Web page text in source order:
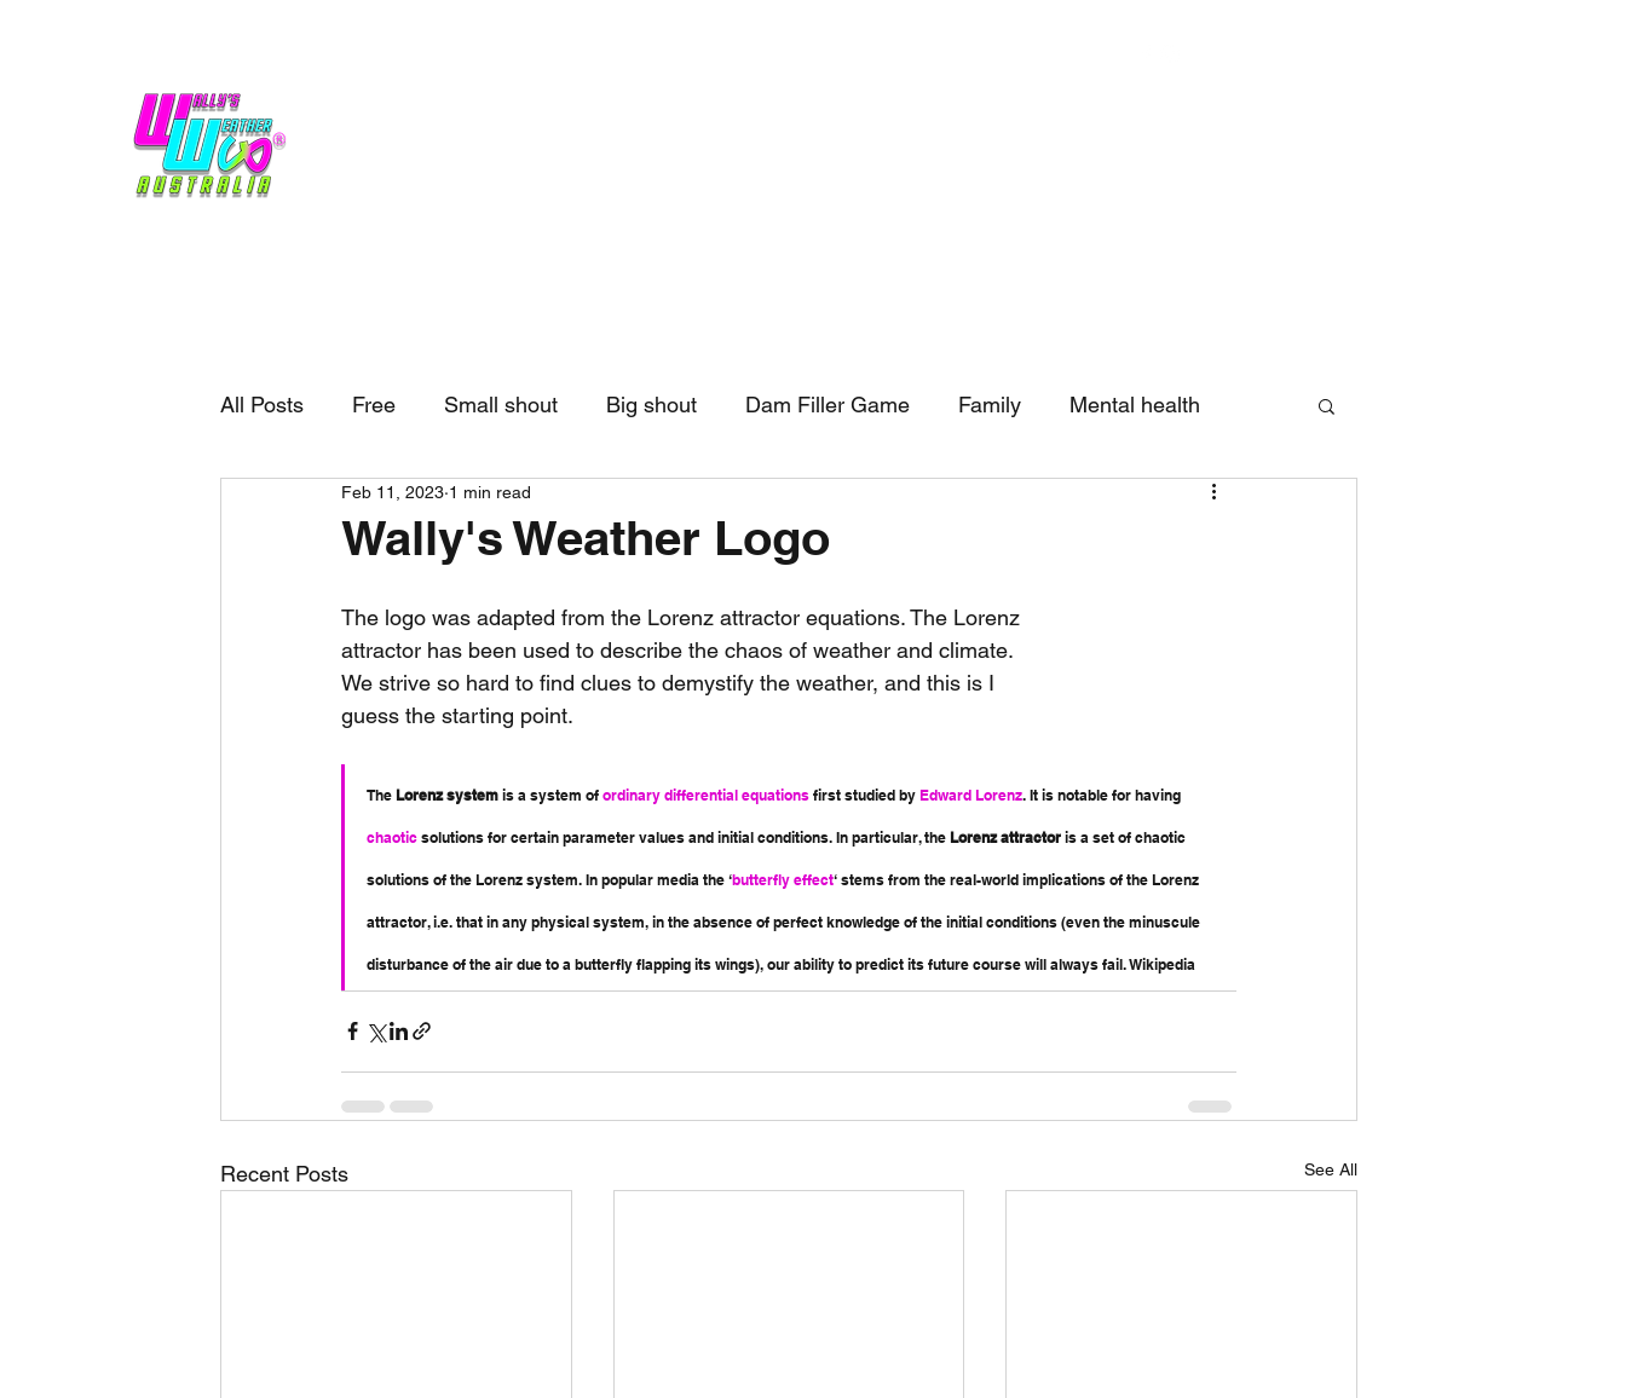
All Posts Free Small shout Big shout Dam Filler Game Family Mental health
External business Forecasts
Daily Forecast Cyclone Chaser Cyclone Season 25/26 Dry Season 2026
Wally's Weather Logo
Feb 11, 2023 1 min read
The logo was adapted from the Lorenz attractor equations. The Lorenz
attractor has been used to describe the chaos of weather and climate.
We strive so hard to find clues to demystify the weather, and this is I
guess the starting point.
The Lorenz system is a system of ordinary differential equations first studied by Edward Lorenz. It is notable for having
chaotic solutions for certain parameter values and initial conditions. In particular, the Lorenz attractor is a set of chaotic
solutions of the Lorenz system. In popular media the ‘butterfly effect‘ stems from the real-world implications of the Lorenz
attractor, i.e. that in any physical system, in the absence of perfect knowledge of the initial conditions (even the minuscule
disturbance of the air due to a butterfly flapping its wings), our ability to predict its future course will always fail. Wikipedia
Recent Posts See All